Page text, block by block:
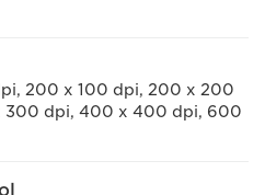
200 x 100 dpi, 200 x 200
300 dpi, 400 x 400 dpi, 600